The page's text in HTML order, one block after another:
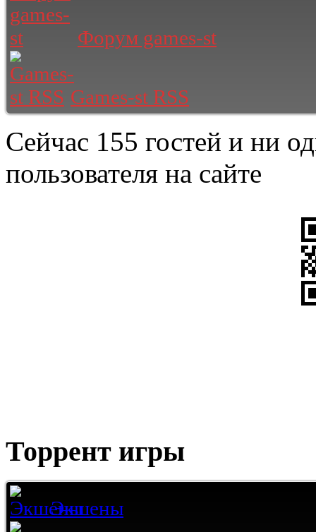
Форум games-st
Games-st RSS
Сейчас 155 гостей и ни
пользователя на сайте
Торрент игры
Экшены